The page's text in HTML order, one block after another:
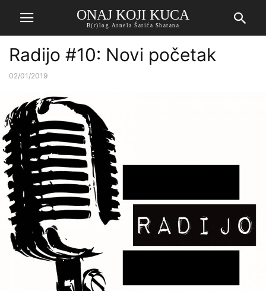
ONAJ KOJI KUCA
B(r)log Arnela Šarića Sharana
Radijo #10: Novi početak
02/01/2019